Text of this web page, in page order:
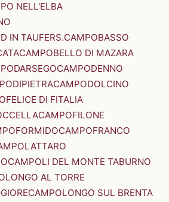
NELL'ELBA
IN TAUFERS.CAMPOBASSO
CAMPOBELLO DI MAZARA
CAMPODENNO
CAMPODOLCINO
DI FITALIA
CAMPOFILONE
CAMPOFRANCO
CAMPOLI DEL MONTE TABURNO
AL TORRE
CAMPOLONGO SUL BRENTA